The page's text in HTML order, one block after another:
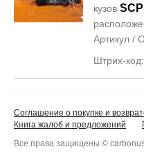
кузов
Артикул /
Штрих-
Соглашение о покупке и
Книга жалоб и предложений
Все права защищены ©